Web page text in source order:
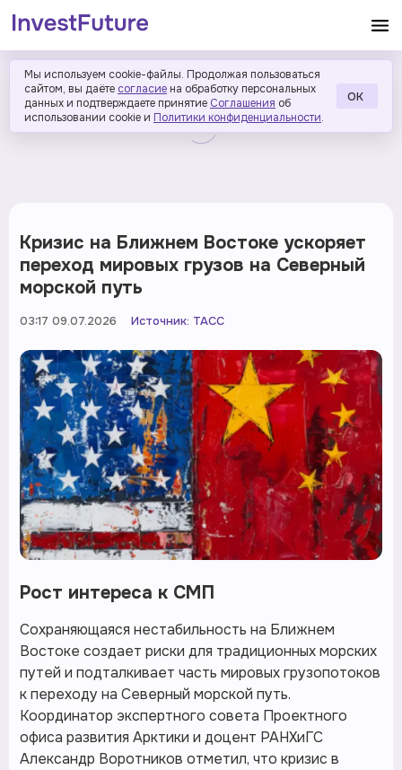
Мы используем cookie-файлы. Продолжая пользоваться
сайтом, вы даёте согласие на обработку персональных
данных и подтверждаете принятие Соглашения об
использовании cookie и Политики конфиденциальности.
ОК
Кризис на Ближнем Востоке ускоряет
переход мировых грузов на Северный
морской путь
03:17 09.07.2026 Источник: ТАСС
Рост интереса к СМП
Сохраняющаяся нестабильность на Ближнем
Востоке создает риски для традиционных морских
путей и подталкивает часть мировых грузопотоков
к переходу на Северный морской путь.
Координатор экспертного совета Проектного
офиса развития Арктики и доцент РАНХиГС
Александр Воротников отметил, что кризис в